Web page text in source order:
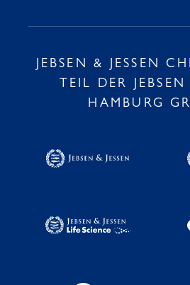
JEBSEN & JESSEN
TEIL DER JEBSEN
HAMBURG